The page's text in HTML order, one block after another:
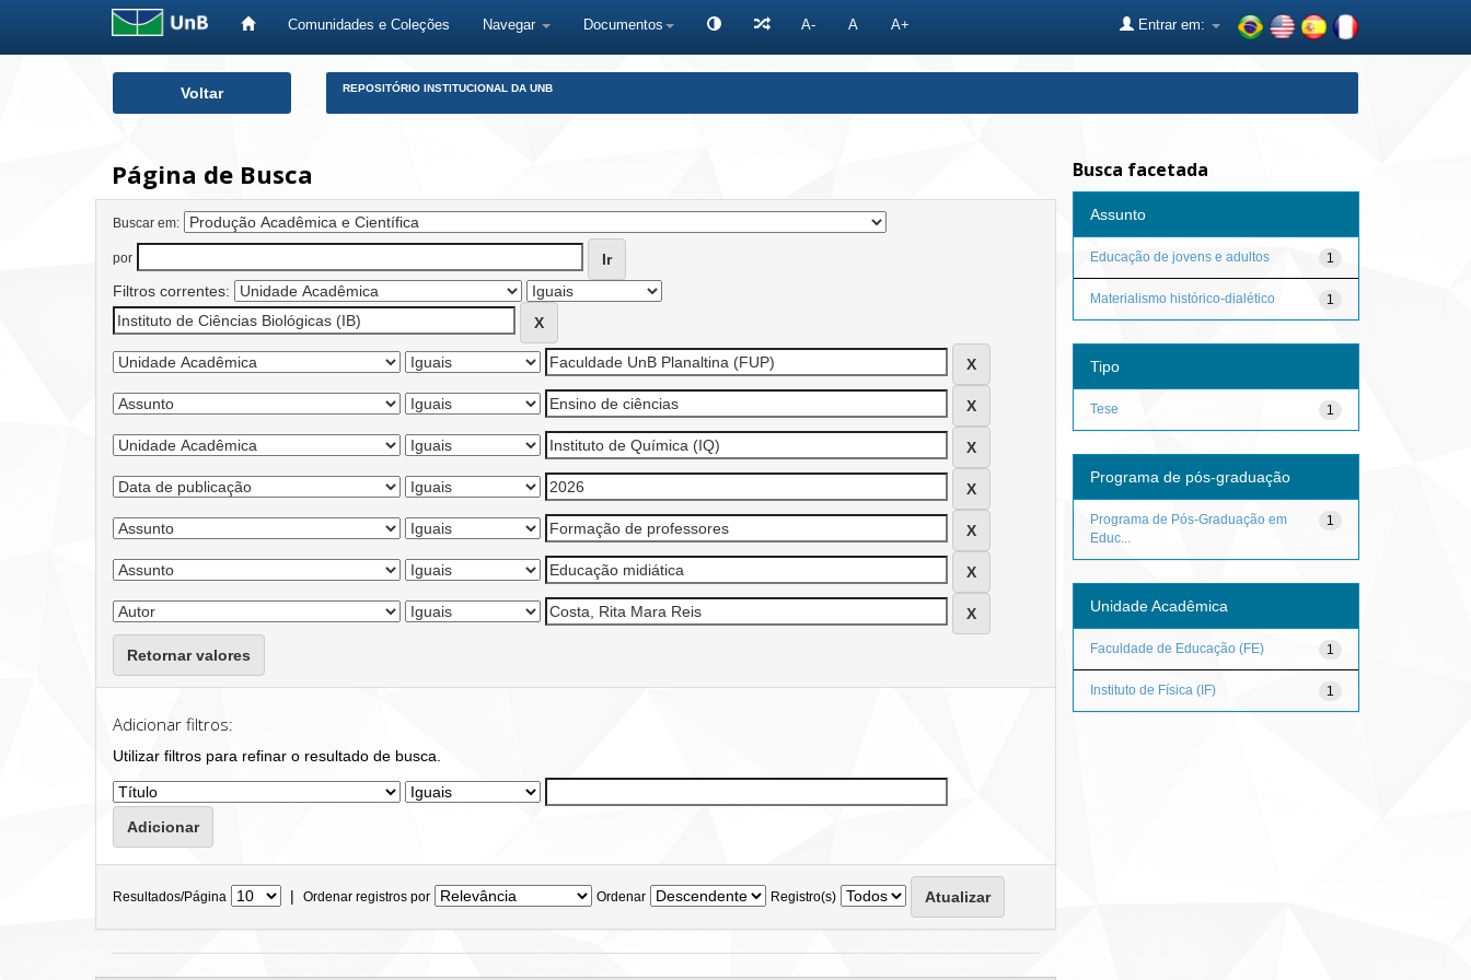
Comunidades e Coleções Navegar Documentos A- A A+ Entrar em:
Voltar REPOSITÓRIO INSTITUCIONAL DA UNB
Página de Busca
Buscar em:
por
Filtros correntes:
Retornar valores
Adicionar filtros:
Utilizar filtros para refinar o resultado de busca.
Resultados/Página | Ordenar registros por Ordenar Registro(s)
Busca facetada
Assunto
1
Educação de jovens e adultos
1
Materialismo histórico-dialético
Tipo
1
Tese
Programa de pós-graduação
1
Programa de Pós-Graduação em
Educ...
Unidade Acadêmica
1
Faculdade de Educação (FE)
1
Instituto de Física (IF)